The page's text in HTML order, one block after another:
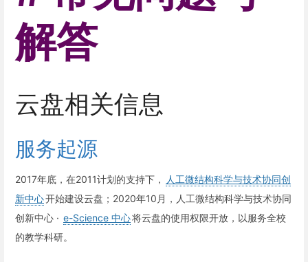
解答
云盘相关信息
服务起源
2017年底，在2011计划的支持下，
人工微结构科学与技术协同创
新中心开始建设云盘；2020年10月，人工微结构科学与技术协同
创新中心 · e-Science 中心将云盘的使用权限开放，以服务全校
的教学科研。